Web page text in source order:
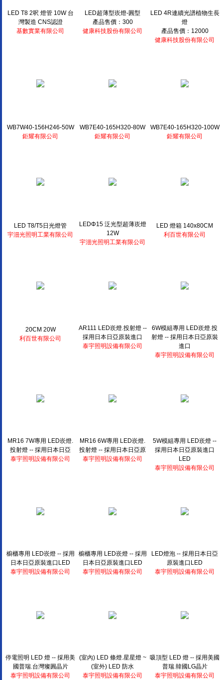
LED T8 2呎 燈管 10W 台
灣製造 CNS認證
基數實業有限公司
LED超薄型崁燈-圓型
產品售價：300
健康科技股份有限公司
LED 4R連續光譜植物生長
燈
產品售價：12000
健康科技股份有限公司
WB7W40-156H246-50W
鉅耀有限公司
WB7E40-165H320-80W
鉅耀有限公司
WB7E40-165H320-100W
鉅耀有限公司
LED T8/T5日光燈管
宇沺光照明工業有限公司
LEDΦ15 泛光型超薄崁燈
12W
宇沺光照明工業有限公司
LED 燈箱 140x80CM
利百世有限公司
20CM 20W
利百世有限公司
AR111 LED崁燈.投射燈 --
採用日本日亞原裝進口
泰宇照明設備有限公司
6W模組專用 LED崁燈.投
射燈 -- 採用日本日亞原裝
進口
泰宇照明設備有限公司
MR16 7W專用 LED崁燈.
投射燈 -- 採用日本日亞
泰宇照明設備有限公司
MR16 6W專用 LED崁燈.
投射燈 -- 採用日本日亞原
泰宇照明設備有限公司
5W模組專用 LED崁燈 --
採用日本日亞原裝進口
LED
泰宇照明設備有限公司
櫥櫃專用 LED崁燈 -- 採用
日本日亞原裝進口LED
泰宇照明設備有限公司
櫥櫃專用 LED崁燈 -- 採用
日本日亞原裝進口LED
泰宇照明設備有限公司
LED燈泡 -- 採用日本日亞
原裝進口LED
泰宇照明設備有限公司
停電照明 LED 燈 -- 採用美
國普瑞.台灣璨圓晶片
泰宇照明設備有限公司
(室內) LED 條燈.星星燈 ~
(室外) LED 防水
泰宇照明設備有限公司
吸頂型 LED 燈 -- 採用美國
普瑞.韓國LG晶片
泰宇照明設備有限公司